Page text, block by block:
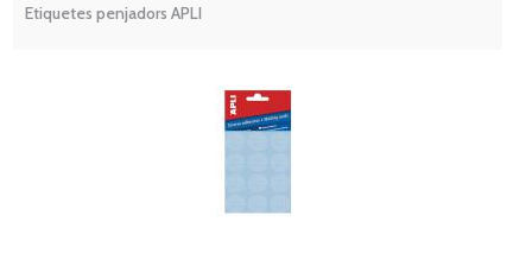
Etiquetes penjadors APLI